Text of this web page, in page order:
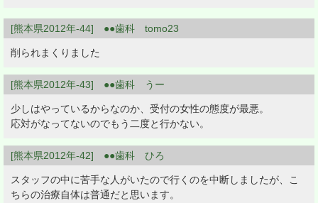
[熊本県2012年-44] ●●歯科 tomo23
削られまくりました
[熊本県2012年-43] ●●歯科 うー
少しはやっているからなのか、受付の女性の態度が最悪。
応対がなってないのでもう二度と行かない。
[熊本県2012年-42] ●●歯科 ひろ
スタッフの中に苦手な人がいたので行くのを中断しましたが、こ
ちらの治療自体は普通だと思います。